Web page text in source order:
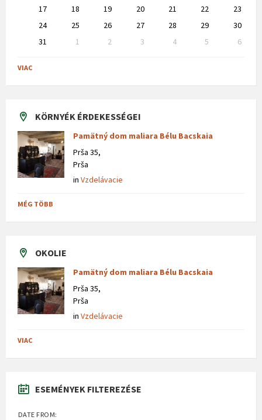
17 18 19 20 21 22
23
24
25 26 27 28 29
30
31
1 2 3 4 5
6
to
calendar
VIAC
KÖRNYÉK ÉRDEKESSÉGEI
Pamätný dom maliara Bélu Bacskaia
Prša 35,
Prša
in Vzdelávacie
MÉG TÖBB
OKOLIE
Pamätný dom maliara Bélu Bacskaia
Prša 35,
Prša
in Vzdelávacie
VIAC
ESEMÉNYEK FILTEREZÉSE
DATE FROM: